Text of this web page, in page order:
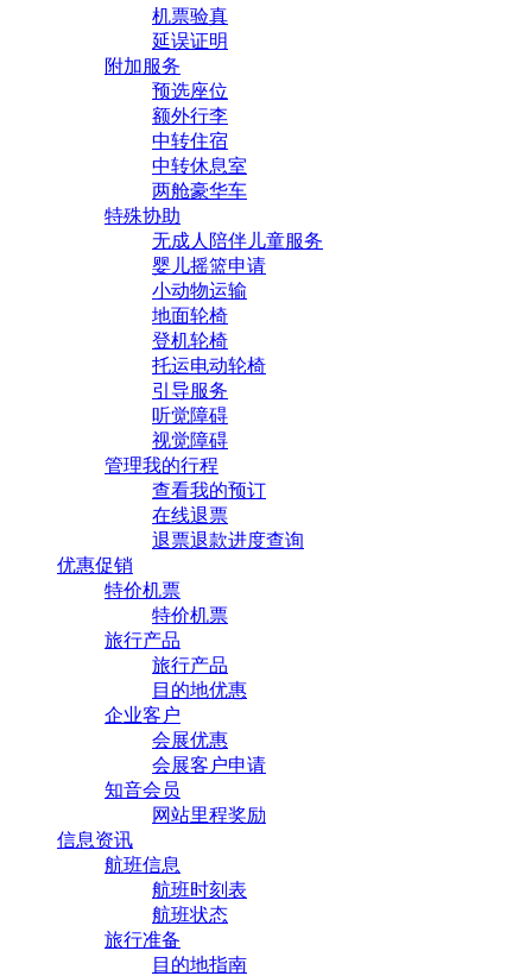
机票验真
延误证明
附加服务
预选座位
额外行李
中转住宿
中转休息室
两舱豪华车
特殊协助
无成人陪伴儿童服务
婴儿摇篮申请
小动物运输
地面轮椅
登机轮椅
托运电动轮椅
引导服务
听觉障碍
视觉障碍
管理我的行程
查看我的预订
在线退票
退票退款进度查询
优惠促销
特价机票
特价机票
旅行产品
旅行产品
目的地优惠
企业客户
会展优惠
会展客户申请
知音会员
网站里程奖励
信息资讯
航班信息
航班时刻表
航班状态
旅行准备
目的地指南